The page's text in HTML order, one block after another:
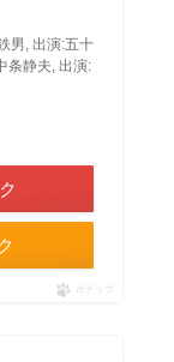
男, 出演:五十
条静夫, 出演:
ポチップ